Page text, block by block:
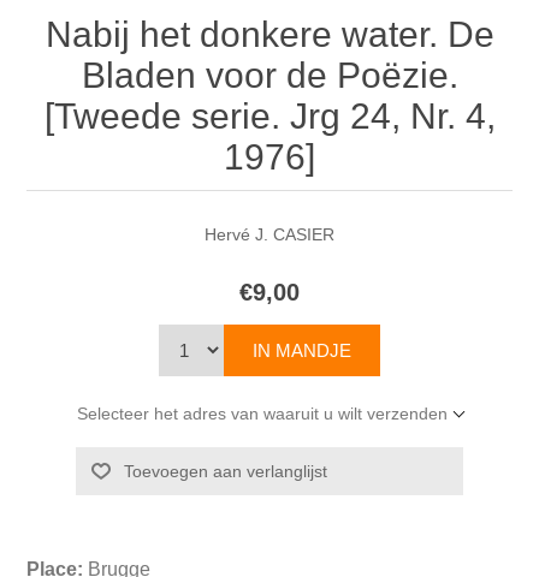
Nabij het donkere water. De
Bladen voor de Poëzie.
[Tweede serie. Jrg 24, Nr. 4,
1976]
Hervé J. CASIER
€9,00
Selecteer het adres van waaruit u wilt verzenden
Place: Brugge